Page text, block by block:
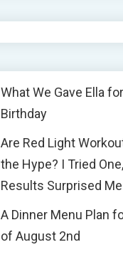
What We Gave Ella
Birthday
Are Red Light
the Hype? I Tried
Results Surprised Me
A Dinner Menu Plan
of August 2nd